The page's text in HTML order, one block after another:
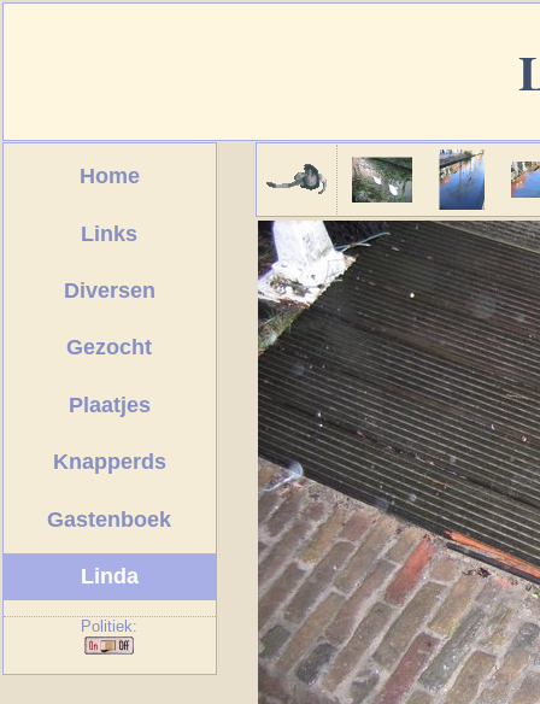
Home
Links
Diversen
Gezocht
Plaatjes
Knapperds
Gastenboek
Linda
Politiek: